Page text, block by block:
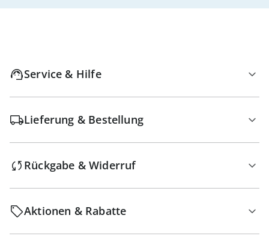
Service & Hilfe
Lieferung & Bestellung
Rückgabe & Widerruf
Aktionen & Rabatte